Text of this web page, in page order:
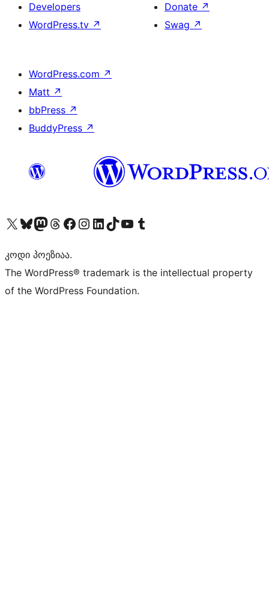
Developers
WordPress.tv ↗
Donate ↗
Swag ↗
WordPress.com ↗
Matt ↗
bbPress ↗
BuddyPress ↗
Visit our X (formerly Twitter) account
Visit our Bluesky account
Visit our Mastodon account
Visit our Threads account
Visit our Facebook page
Visit our Instagram account
Visit our LinkedIn account
Visit our TikTok account
Visit our YouTube channel
Visit our Tumblr account
კოდი პოეზიაა.
The WordPress® trademark is the intellectual property
of the WordPress Foundation.